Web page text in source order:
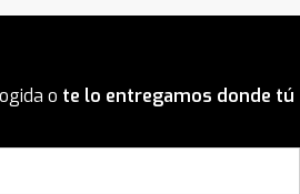
o te lo entregamos donde tú